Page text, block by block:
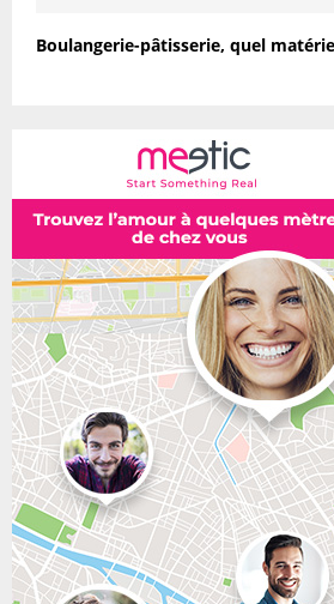
Boulangerie-pâtisserie, quel